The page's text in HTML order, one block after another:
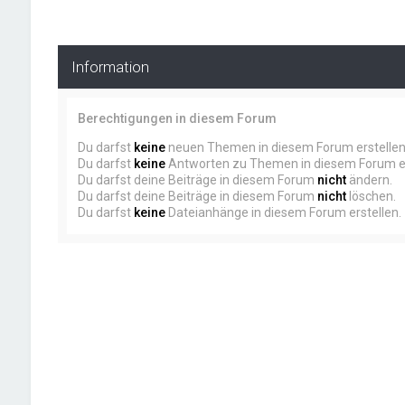
Information
Berechtigungen in diesem Forum
Du darfst keineneuen Themen in diesem Forum erstellen.
Du darfst keineAntworten zu Themen in diesem Forum
Du darfst deine Beiträge in diesem Forum nichtändern.
Du darfst deine Beiträge in diesem Forum nichtlöschen.
Du darfst keineDateianhänge in diesem Forum erstellen.